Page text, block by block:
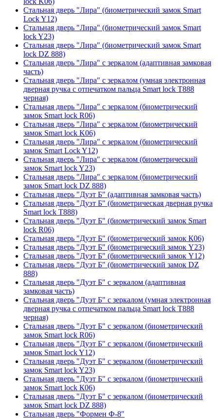
Стальная дверь "Лира" (биометрический замок Smart
Lock Y12)
Стальная дверь "Лира" (биометрический замок Smart
lock Y23)
Стальная дверь "Лира" (биометрический замок Smart
lock DZ 888)
Стальная дверь "Лира" с зеркалом (адаптивная замковая
часть)
Стальная дверь "Лира" с зеркалом (умная электронная
дверная ручка с отпечатком пальца Smart lock T888
черная)
Стальная дверь "Лира" с зеркалом (биометрический
замок Smart lock R06)
Стальная дверь "Лира" с зеркалом (биометрический
замок Smart lock K06)
Стальная дверь "Лира" с зеркалом (биометрический
замок Smart Lock Y12)
Стальная дверь "Лира" с зеркалом (биометрический
замок Smart lock Y23)
Стальная дверь "Лира" с зеркалом (биометрический
замок Smart lock DZ 888)
Стальная дверь "Дуэт Б" (адаптивная замковая часть)
Стальная дверь "Дуэт Б" (биометрическая дверная ручка
Smart lock T888)
Стальная дверь "Дуэт Б" (биометрический замок Smart
lock R06)
Стальная дверь "Дуэт Б" (биометрический замок К06)
Стальная дверь "Дуэт Б" (биометрический замок Y23)
Стальная дверь "Дуэт Б" (биометрический замок Y12)
Стальная дверь "Дуэт Б" (биометрический замок DZ
888)
Стальная дверь "Дуэт Б" с зеркалом (адаптивная
замковая часть)
Стальная дверь "Дуэт Б" с зеркалом (умная электронная
дверная ручка с отпечатком пальца Smart lock T888
черная)
Стальная дверь "Дуэт Б" с зеркалом (биометрический
замок Smart lock R06)
Стальная дверь "Дуэт Б" с зеркалом (биометрический
замок Smart lock Y12)
Стальная дверь "Дуэт Б" с зеркалом (биометрический
замок Smart lock Y23)
Стальная дверь "Дуэт Б" с зеркалом (биометрический
замок Smart lock К06)
Стальная дверь "Дуэт Б" с зеркалом (биометрический
замок Smart lock DZ 888)
Стальная дверь "Формен Ф-8"